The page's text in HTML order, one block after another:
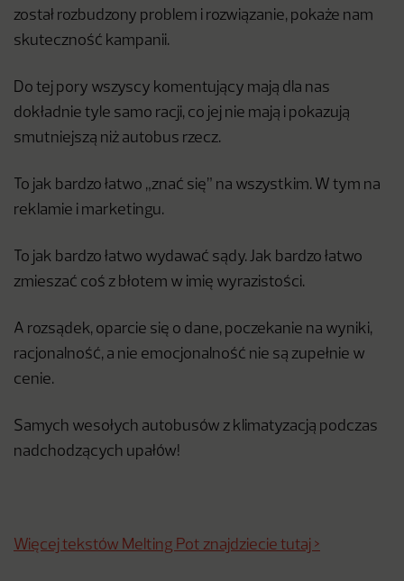
został rozbudzony problem i rozwiązanie, pokaże nam
skuteczność kampanii.
Do tej pory wszyscy komentujący mają dla nas
dokładnie tyle samo racji, co jej nie mają i pokazują
smutniejszą niż autobus rzecz.
To jak bardzo łatwo „znać się” na wszystkim. W tym na
reklamie i marketingu.
To jak bardzo łatwo wydawać sądy. Jak bardzo łatwo
zmieszać coś z błotem w imię wyrazistości.
A rozsądek, oparcie się o dane, poczekanie na wyniki,
racjonalność, a nie emocjonalność nie są zupełnie w
cenie.
Samych wesołych autobusów z klimatyzacją podczas
nadchodzących upałów!
Więcej tekstów Melting Pot znajdziecie tutaj >